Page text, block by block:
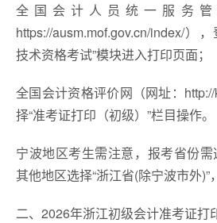
全国会计人员统一服务管
https://ausm.mof.gov.cn/index/）
技术资格考试”模块进入打印页面；
全国会计资格评价网（网址：
择“准考证打印（初级）”栏目操作。
宁波地区考生需注意，报考省份需
其他地区选择“浙江省(除宁波市外)”
二、2026年浙江初级会计准考证打